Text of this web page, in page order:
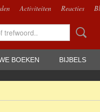
Activiteiten Reacties
BOEKEN BIJBELS